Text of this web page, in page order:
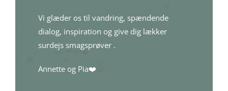
Vi glæder os til vandring, spændende
dialog, inspiration og give dig lækker
surdejs smagsprøver .
Annette og Pia❤️